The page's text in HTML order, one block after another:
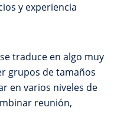
y experiencia
traduce en algo muy
grupos de tamaños
en varios niveles de
reunión,